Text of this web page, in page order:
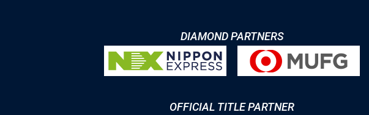
DIAMOND PARTNERS
OFFICIAL TITLE PARTNER